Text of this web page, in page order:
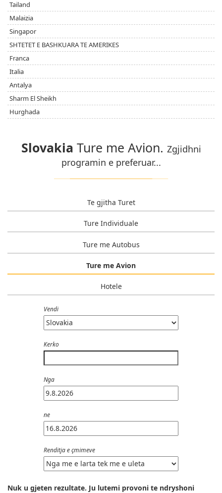
Tailand
Malaizia
Singapor
SHTETET E BASHKUARA TE AMERIKES
Franca
Italia
Antalya
Sharm El Sheikh
Hurghada
Slovakia Ture me Avion. Zgjidhni
programin e preferuar...
Te gjitha Turet
Ture Individuale
Ture me Autobus
Ture me Avion
Hotele
Vendi
Kerko
Nga
ne
Renditja e çmimeve
Nuk u gjeten rezultate. Ju lutemi provoni te ndryshoni